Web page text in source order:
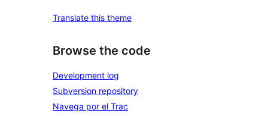
Translate this theme
Browse the code
Development log
Subversion repository
Navega por el Trac